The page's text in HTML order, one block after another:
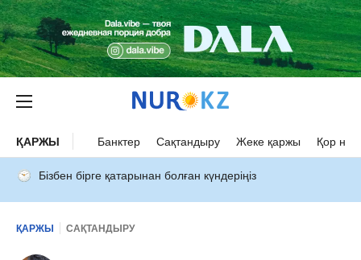
ҚАРЖЫ Банктер Сақтандыру Жеке қаржы Қор
Бізбен бірге қатарынан болған күндеріңіз
ҚАРЖЫ САҚТАНДЫРУ